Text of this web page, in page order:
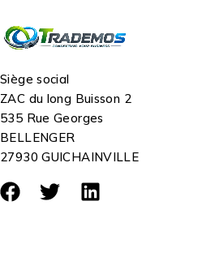
Siège social
ZAC du long Buisson 2
535 Rue Georges
BELLENGER
27930 GUICHAINVILLE